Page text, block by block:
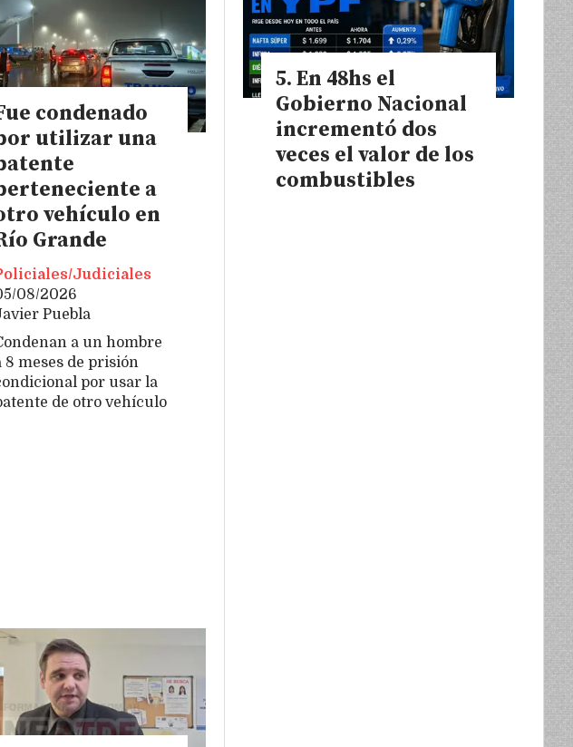
condenado
utilizar una
a
vehículo en
Grande
Puebla
Judiciales
08/2026
a un hombre
8 meses de prisión
por usar la
de otro vehículo
En 48hs el
Gobierno Nacional
incrementó dos
veces el valor de los
combustibles